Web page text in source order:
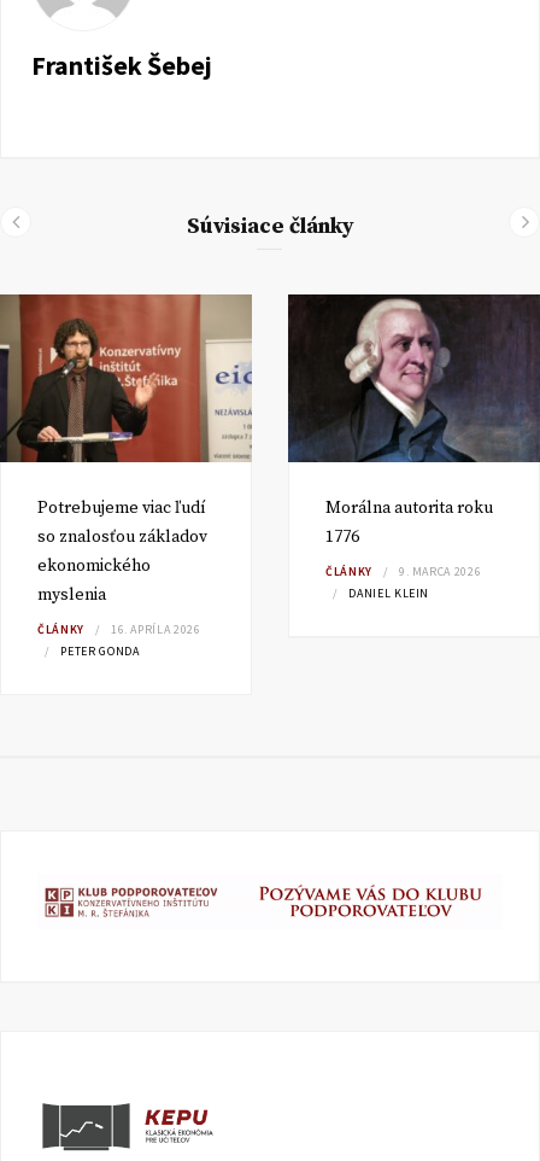
František Šebej
Súvisiace články
Potrebujeme viac ľudí
so znalosťou základov
ekonomického
myslenia
ČLÁNKY
16. APRÍLA 2026
PETER GONDA
Morálna autorita roku
1776
ČLÁNKY
9. MARCA 2026
DANIEL KLEIN